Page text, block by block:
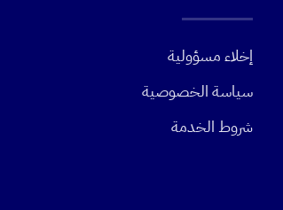
إخلاء مسؤولية
سياسة الخصوصية
شروط الخدمة